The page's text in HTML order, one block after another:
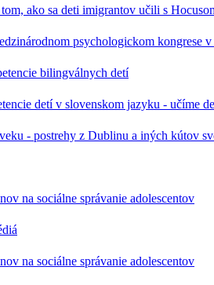
ako sa deti imigrantov učili s
psychologickom kongrese v
bilingválnych detí
detí v slovenskom jazyku - učíme
- postrehy z Dublinu a iných kútov
na sociálne správanie adolescentov
na sociálne správanie adolescentov